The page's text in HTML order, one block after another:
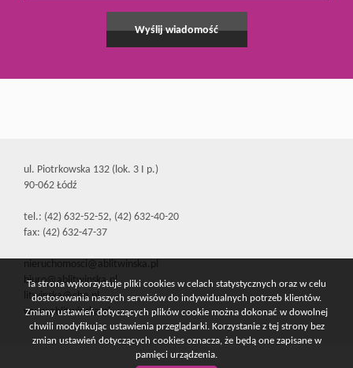
ul. Piotrkowska 132 (lok. 3 I p.)
90-062 Łódź
tel.: (42) 632-52-52, (42) 632-40-20
fax: (42) 632-47-37
nieruchomosci@ablitwinska.pl
biuro@ablitwinska.pl
litwinska@cbn.pl
www.ablitwinska.pl
Ta strona wykorzystuje pliki cookies w celach statystycznych oraz w celu
dostosowania naszych serwisów do indywidualnych potrzeb klientów.
Zmiany ustawień dotyczących plików cookie można dokonać w dowolnej
chwili modyfikując ustawienia przeglądarki. Korzystanie z tej strony bez
zmian ustawień dotyczących cookies oznacza, że będą one zapisane w
pamięci urządzenia.